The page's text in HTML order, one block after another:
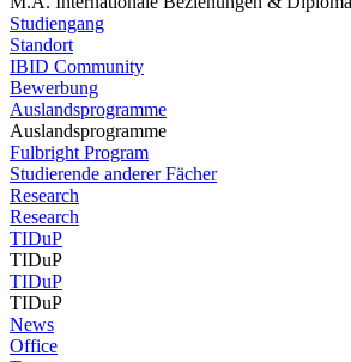
Studiengang
Standort
IBID Community
Bewerbung
Auslandsprogramme
Auslandsprogramme
Fulbright Program
Studierende anderer Fächer
Research
Research
TIDuP
TIDuP
TIDuP
TIDuP
News
Office